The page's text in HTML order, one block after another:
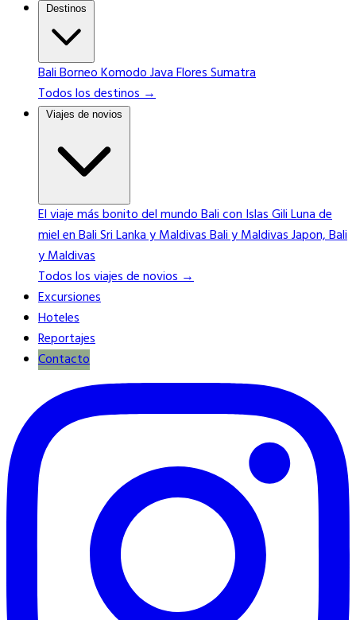
Destinos
BaliBorneoKomodoJavaFloresSumatra
Todos los destinos →
Viajes de novios
El viaje más bonito del mundoBali con Islas GiliLuna de
miel en BaliSri Lanka y MaldivasBali y MaldivasJapon, Bali
y Maldivas
Todos los viajes de novios →
Excursiones
Hoteles
Reportajes
Contacto